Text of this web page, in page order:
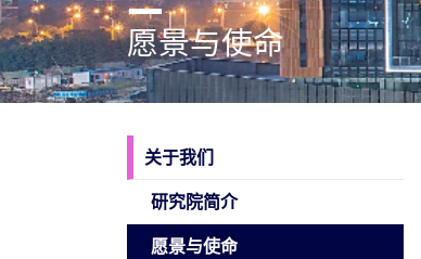
愿景与使命
关于我们
研究院简介
愿景与使命